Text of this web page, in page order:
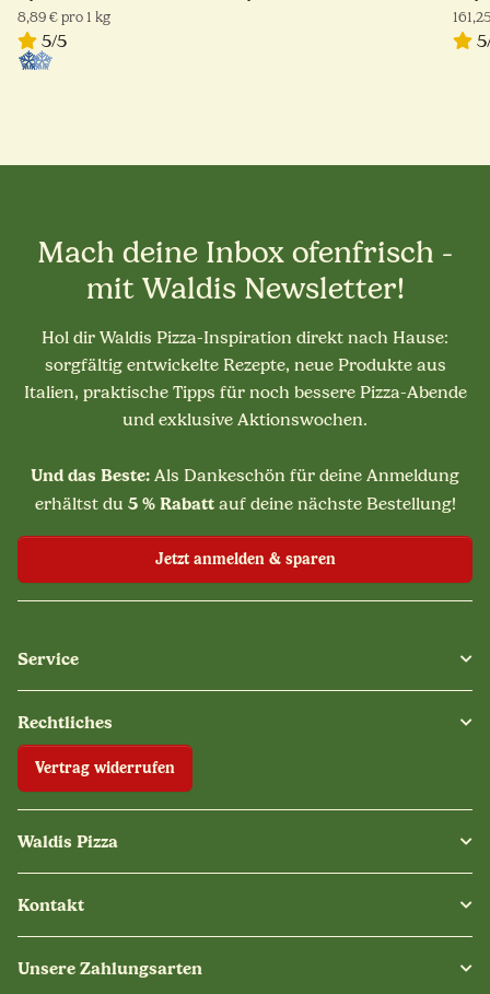
8,89 € pro 1 kg
5/5
Mach deine Inbox ofenfrisch -
mit Waldis Newsletter!
Hol dir Waldis Pizza-Inspiration direkt nach Hause:
sorgfältig entwickelte Rezepte, neue Produkte aus
Italien, praktische Tipps für noch bessere Pizza-Abende
und exklusive Aktionswochen.
Und das Beste: Als Dankeschön für deine Anmeldung
erhältst du 5 % Rabattauf deine nächste Bestellung!
Jetzt anmelden & sparen
Service
Rechtliches
Vertrag widerrufen
Waldis Pizza
Kontakt
Unsere Zahlungsarten